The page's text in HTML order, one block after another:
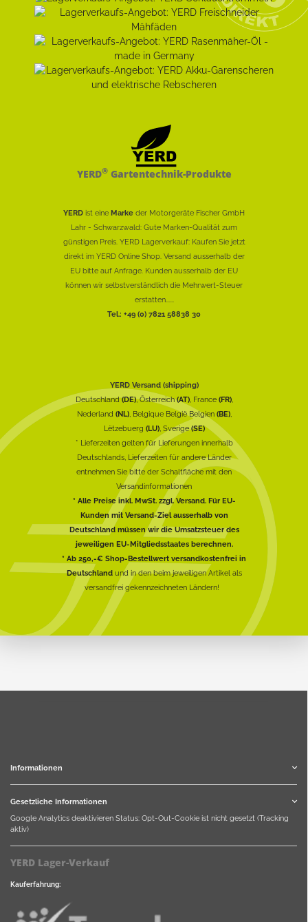
YERD®Gartentechnik-Produkte
YERD ist eine Marke der Motorgeräte Fischer GmbH
Lahr - Schwarzwald: Gute Marken-Qualität zum
günstigen Preis. YERD Lagerverkauf: Kaufen Sie jetzt
direkt im YERD Online Shop. Versand ausserhalb der
EU bitte auf Anfrage. Kunden ausserhalb der EU
können wir selbstverständlich die Mehrwert-Steuer
erstatten......
Tel.: +49 (0) 7821 58838 30
YERD Versand (shipping)
Deutschland(DE), Österreich(AT), France (FR),
Nederland (NL), Belgique België Belgien (BE),
Lëtzebuerg (LU), Sverige(SE)
* Lieferzeiten gelten für Lieferungen innerhalb
Deutschlands, Lieferzeiten für andere Länder
entnehmen Sie bitte der Schaltfläche mit den
Versandinformationen
* Alle Preise inkl. MwSt. zzgl. Versand. Für EU-
Kunden mit Versand-Ziel ausserhalb von
Deutschland müssen wir die Umsatzsteuer des
jeweiligen EU-Mitgliedsstaates berechnen.
* Ab 250,-€ Shop-Bestellwert versandkostenfrei in
Deutschlandund in den beim jeweiligen Artikel als
versandfrei gekennzeichneten Ländern!
Informationen
Gesetzliche Informationen
Google Analytics deaktivieren Status: Opt-Out-Cookie ist nicht gesetzt (Tracking
aktiv)
YERD Lager-Verkauf
Kauferfahrung: